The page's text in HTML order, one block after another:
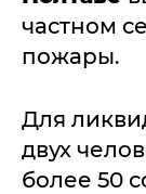
частном
пожары.
Для
двух
более 50